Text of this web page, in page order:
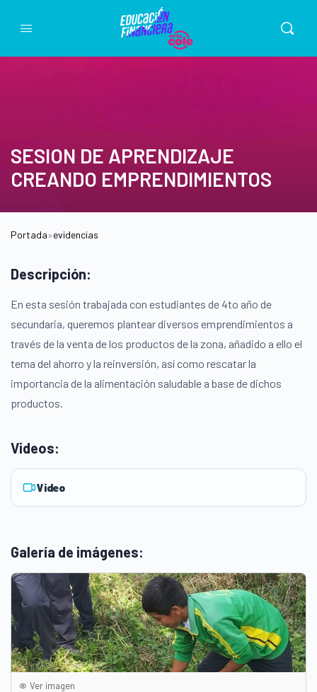
SESION DE APRENDIZAJE
CREANDO EMPRENDIMIENTOS
Portada»evidencias
Descripción:
En esta sesión trabajada con estudiantes de 4to año de
secundaria, queremos plantear diversos emprendimientos a
través de la venta de los productos de la zona, añadido a ello el
tema del ahorro y la reinversión, así como rescatar la
importancia de la alimentación saludable a base de dichos
productos.
Videos:
Video
Galería de imágenes:
Ver imagen